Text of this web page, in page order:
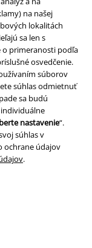
na našej
lokalitách
sa len s
primeranosti podľa
osvedčenie.
súborov
súhlas odmietnuť
sa budú
nastavenie“.
súhlas v
ochrane údajov
.